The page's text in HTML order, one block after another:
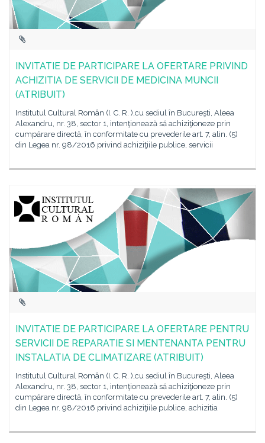
INVITATIE DE PARTICIPARE LA OFERTARE PRIVIND
ACHIZITIA DE SERVICII DE MEDICINA MUNCII
(ATRIBUIT)
Institutul Cultural Român (I. C. R. ),cu sediul în Bucureşti, Aleea
Alexandru, nr. 38, sector 1, intenţionează să achiziţioneze prin
cumpărare directă, în conformitate cu prevederile art. 7, alin. (5)
din Legea nr. 98/2016 privind achiziţiile publice, servicii
INVITATIE DE PARTICIPARE LA OFERTARE PENTRU
SERVICII DE REPARATIE SI MENTENANTA PENTRU
INSTALATIA DE CLIMATIZARE (ATRIBUIT)
Institutul Cultural Român (I. C. R. ),cu sediul în Bucureşti, Aleea
Alexandru, nr. 38, sector 1, intenţionează să achiziţioneze prin
cumpărare directă, în conformitate cu prevederile art. 7, alin. (5)
din Legea nr. 98/2016 privind achiziţiile publice, achizitia